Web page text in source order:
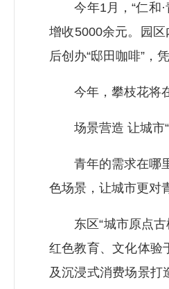
今年1月，“仁和·
增收5000余元。园
后创办“邸田咖啡”，
今年，攀枝花将在
场景营造 让城市“
青年的需求在哪里
色场景，让城市更对
东区“城市原点古
红色教育、文化体验
及沉浸式消费场景打